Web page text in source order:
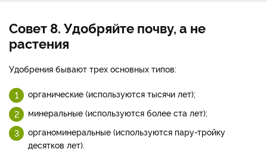
Совет 8. Удобряйте почву, а не
растения
Удобрения бывают трех основных типов:
органические (используются тысячи лет);
минеральные (используются более ста лет);
органоминеральные (используются пару-тройку
десятков лет).